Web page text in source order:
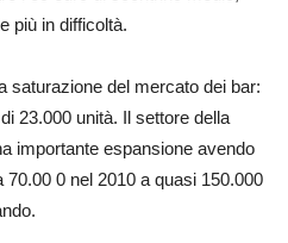
più in difficoltà.
saturazione del mercato dei bar:
23.000 unità. Il settore della
importante espansione avendo
70.00 0 nel 2010 a quasi 150.000